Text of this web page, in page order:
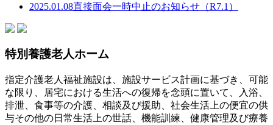
2025.01.08直接面会一時中止のお知らせ（R7.1）
特別養護老人ホーム
指定介護老人福祉施設は、施設サービス計画に基づき、可能
な限り、居宅における生活への復帰を念頭に置いて、入浴、
排泄、食事等の介護、相談及び援助、社会生活上の便宜の供
与その他の日常生活上の世話、機能訓練、健康管理及び療養